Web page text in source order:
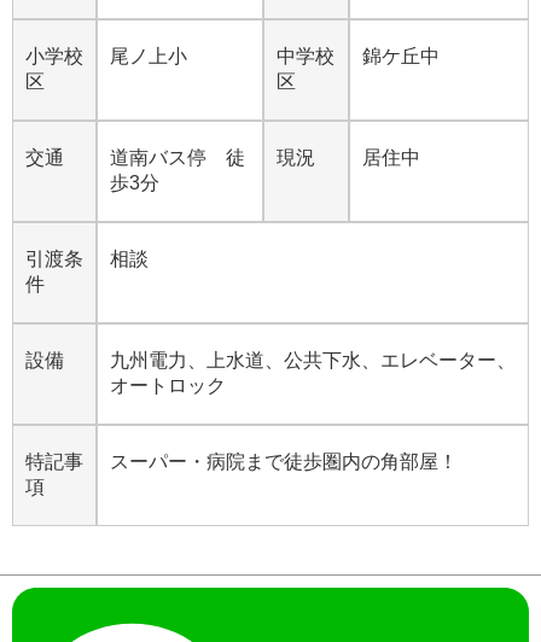
小学校
区
尾ノ上小
中学校
区
錦ケ丘中
交通
道南バス停 徒
歩3分
現況 居住中
引渡条
件
相談
設備
九州電力、上水道、公共下水、エレベーター、
オートロック
特記事
項
スーパー・病院まで徒歩圏内の角部屋！